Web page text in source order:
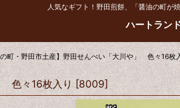
人気なギフト！野田煎餅、「醤油の町が
ハートラン
の町・野田市土産】野田せんべい「大川や」 色々16枚
色々16枚入り [8009]